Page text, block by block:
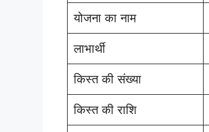
योजना का नाम
लाभार्थी
किस्त की संख्या
किस्त की राशि